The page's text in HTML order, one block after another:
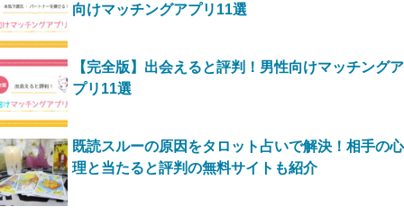
向けマッチングアプリ11選
【完全版】出会えると評判！男性向けマッチングア
プリ11選
既読スルーの原因をタロット占いで解決！相手の心
理と当たると評判の無料サイトも紹介